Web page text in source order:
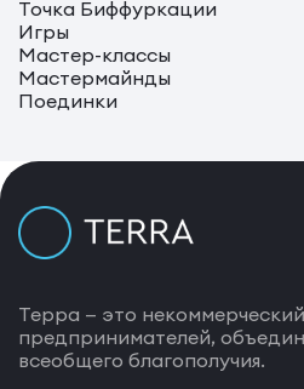
Точка Биффуркации
Игры
Мастер-классы
Мастермайнды
Поединки
Терра — это
предпринимателей,
всеобщего благополучия.